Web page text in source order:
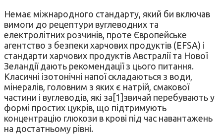
Немає міжнародного стандарту, який би включав
вимоги до рецептури вуглеводних та
електролітних розчинів, проте Європейське
агентство з безпеки харчових продуктів (EFSA) і
стандарти харчових продуктів Австралії та Нової
Зеландії дають рекомендації з цього питання.
Класичні ізотонічні напої складаються з води,
мінералів, головним з яких є натрій, смакової
частини і вуглеводів, які за[1]звичай перебувають у
формі простих цукрів, що підтримують
концентрацію глюкози в крові під час навантажень
на достатньому рівні.